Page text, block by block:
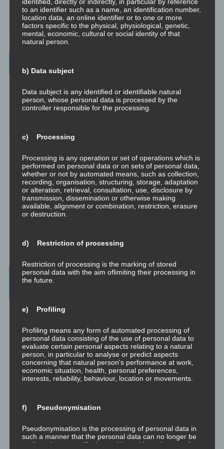
Psychologische Beratung:
☞ psychologischeberatung.online
Jnana, Laya, Kriya, Kundalini), Tantra (weiß, rot, schwarz, Kaula,
Mishra, Samaya), Meditation, NLP, Trance, EMDR, Time Line
Therapy®, Brainspotting, EFT, Provocative Interventions,
Beratung, Mentoring, Supervision und
Beratung
Problemstellungen durch Interaktion zwischen einer unabhängigen
Person und einem Klienten.
Mentoring
Mentoring ist das individualisierte Weitergeben von Wissen und
Erfahrungen durch Interaktion zwischen einer erfahrenen Person
Supervision
oder anstehenden professionellen Erfahrungen durch Interaktion
zwischen einem Supervisor und einem Klienten.
to an identifier such as a name, an identification number,
location data, an online identifier or to one or more
factors specific to the physical, physiological, genetic,
mental, economic, cultural or social identity of that
natural person.
b) Data subject
Data subject is any identified or identifiable natural
person, whose personal data is processed by the
controller responsible for the processing.
c) Processing
Processing is any operation or set of operations which is
performed on personal data or on sets of personal data,
whether or not by automated means, such as collection,
recording, organisation, structuring, storage, adaptation
or alteration, retrieval, consultation, use, disclosure by
transmission, dissemination or otherwise making
available, alignment or combination, restriction, erasure
or destruction.
d) Restriction of processing
Restriction of processing is the marking of stored
personal data with the aim oflimiting their processing in
the future.
e) Profiling
Profiling means any form of automated processing of
personal data consisting of the use of personal data to
evaluate certain personal aspects relating to a natural
person, in particular to analyse or predict aspects
concerning that natural person's performance at work,
economic situation, health, personal preferences,
interests, reliability, behaviour, location or movements.
f) Pseudonymisation
Pseudonymisation is the processing of personal data in
such a manner that the personal data can no longer be
attributed to a specific data subject without the use of